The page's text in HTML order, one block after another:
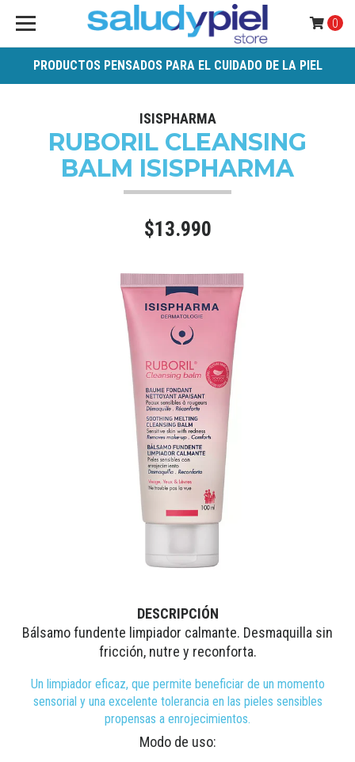
PRODUCTOS PENSADOS PARA EL CUIDADO DE LA PIEL
0
ISISPHARMA
RUBORIL CLEANSING
BALM ISISPHARMA
$13.990
DESCRIPCIÓN
Bálsamo fundente limpiador calmante. Desmaquilla sin
fricción, nutre y reconforta.
Un limpiador eficaz, que permite beneficiar de un momento
sensorial y una excelente tolerancia en las pieles sensibles
propensas a enrojecimientos.
Modo de uso: